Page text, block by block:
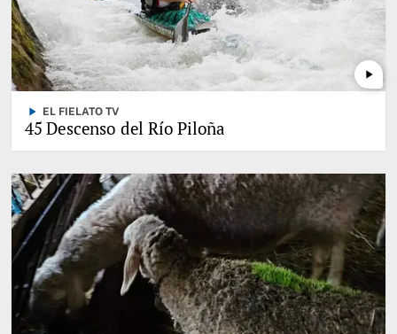
play_arrow
play_arrow EL FIELATO TV
45 Descenso del Río Piloña